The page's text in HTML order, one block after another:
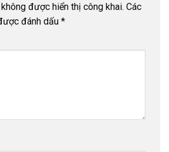
được hiển thị công khai. Các
đánh dấu *